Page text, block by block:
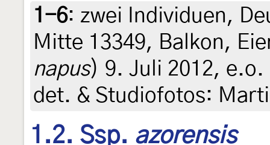
1-6: zwei Individuen,
Mitte 13349, Balkon,
napus) 9. Juli 2012,
det. & Studiofotos:
1.2. Ssp. azorensis